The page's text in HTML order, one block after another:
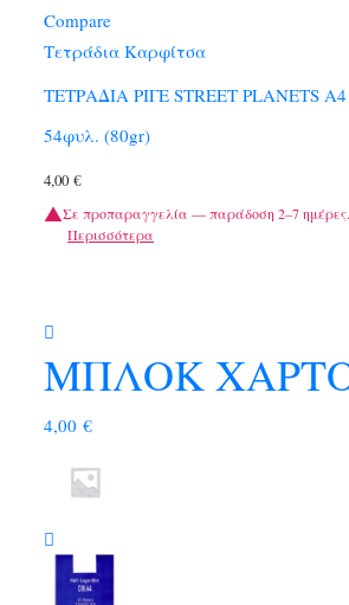
Compare
Τετράδια Καρφίτσα
ΤΕΤΡΑΔΙΑ ΡΙΓΕ STREET PLANETS A4
54φυλ. (80gr)
4,00 €
Σε προπαραγγελία — παράδοση 2–7 ημέρες.
Περισσότερα
ΜΠΛΟΚ
4,00 €